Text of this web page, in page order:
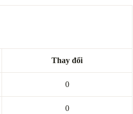
Thay đổi
0
0